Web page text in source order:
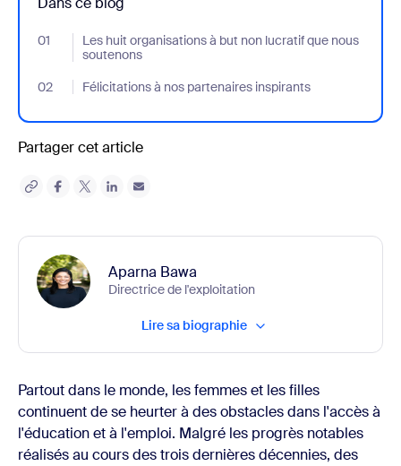
01
Les huit organisations à but non lucratif que nous
soutenons
- Jumplink to Les huit organisations à but non lucratif que nous
02 Félicitations à nos partenaires inspirants
- Jumplink to Félicitations à nos partenaires inspirants
Partager cet article
Aparna Bawa
Directrice de l'exploitation
Lire sa biographie
Partout dans le monde, les femmes et les filles
continuent de se heurter à des obstacles dans l'accès à
l'éducation et à l'emploi. Malgré les progrès notables
réalisés au cours des trois dernières décennies, des